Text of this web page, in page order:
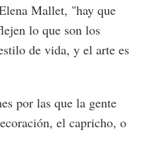
Mallet, "hay que
lo que son los
de vida, y el arte es
por las que la gente
el capricho, o